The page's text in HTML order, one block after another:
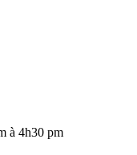
à 4h30 pm